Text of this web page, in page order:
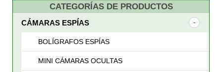
CATEGORÍAS DE PRODUCTOS
CÁMARAS ESPÍAS
BOLÍGRAFOS ESPÍAS
MINI CÁMARAS OCULTAS